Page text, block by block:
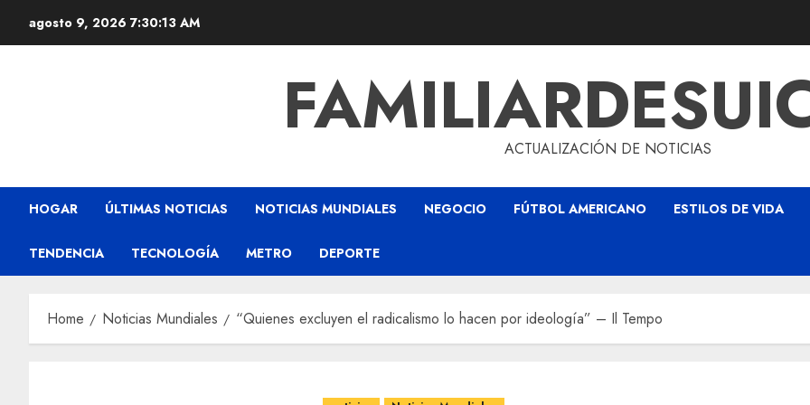
agosto 9, 2026 7:30:15 AM
ACTUALIZACIÓN DE NOTICIAS
HOGAR ÚLTIMAS NOTICIAS NOTICIAS MUNDIALES NEGOCIO FÚTBOL AMERICANO ESTILOS DE VIDA
TENDENCIA TECNOLOGÍA METRO DEPORTE
Home Noticias Mundiales “Quienes excluyen el radicalismo lo hacen por ideología” – Il Tempo